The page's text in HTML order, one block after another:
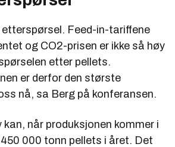
etterspørsel. Feed-in-tariffene
og CO2-prisen er ikke så høy
etter pellets.
er derfor den største
nå, sa Berg på konferansen.
når produksjonen kommer i
000 tonn pellets i året. Det